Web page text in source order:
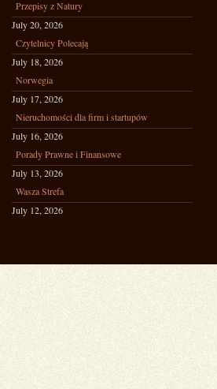
Przepisy z Natury
July 20, 2026
Czytelnicy Polecają
July 18, 2026
Norwegia
July 17, 2026
Nieruchomości dla firm i startupów
July 16, 2026
Porady Prawne i Finansowe
July 13, 2026
Wasza Strefa
July 12, 2026